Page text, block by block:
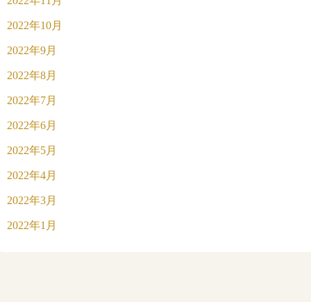
2022年10月
2022年9月
2022年8月
2022年7月
2022年6月
2022年5月
2022年4月
2022年3月
2022年1月